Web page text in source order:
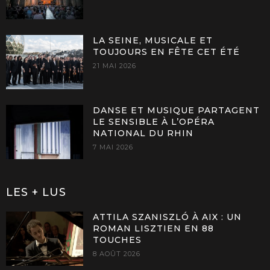
LA SEINE, MUSICALE ET
TOUJOURS EN FÊTE CET ÉTÉ
21 MAI 2026
DANSE ET MUSIQUE PARTAGENT
LE SENSIBLE À L’OPÉRA
NATIONAL DU RHIN
7 MAI 2026
LES + LUS
ATTILA SZANISZLÓ À AIX : UN
ROMAN LISZTIEN EN 88
TOUCHES
8 AOÛT 2026